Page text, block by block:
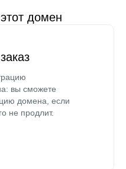
домен
вы сможете
домена, если
не продлит.